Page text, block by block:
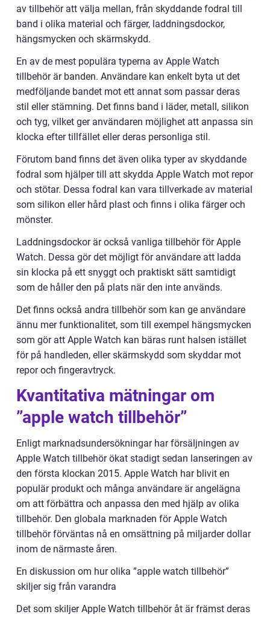
av tillbehör att välja mellan, från skyddande fodral till
band i olika material och färger, laddningsdockor,
hängsmycken och skärmskydd.
En av de mest populära typerna av Apple Watch
tillbehör är banden. Användare kan enkelt byta ut det
medföljande bandet mot ett annat som passar deras
stil eller stämning. Det finns band i läder, metall, silikon
och tyg, vilket ger användaren möjlighet att anpassa sin
klocka efter tillfället eller deras personliga stil.
Förutom band finns det även olika typer av skyddande
fodral som hjälper till att skydda Apple Watch mot repor
och stötar. Dessa fodral kan vara tillverkade av material
som silikon eller hård plast och finns i olika färger och
mönster.
Laddningsdockor är också vanliga tillbehör för Apple
Watch. Dessa gör det möjligt för användare att ladda
sin klocka på ett snyggt och praktiskt sätt samtidigt
som de håller den på plats när den inte används.
Det finns också andra tillbehör som kan ge användare
ännu mer funktionalitet, som till exempel hängsmycken
som gör att Apple Watch kan bäras runt halsen istället
för på handleden, eller skärmskydd som skyddar mot
repor och fingeravtryck.
Kvantitativa mätningar om
”apple watch tillbehör”
Enligt marknadsundersökningar har försäljningen av
Apple Watch tillbehör ökat stadigt sedan lanseringen av
den första klockan 2015. Apple Watch har blivit en
populär produkt och många användare är angelägna
om att förbättra och anpassa den med hjälp av olika
tillbehör. Den globala marknaden för Apple Watch
tillbehör förväntas nå en omsättning på miljarder dollar
inom de närmaste åren.
En diskussion om hur olika ”apple watch tillbehör”
skiljer sig från varandra
Det som skiljer Apple Watch tillbehör åt är främst deras